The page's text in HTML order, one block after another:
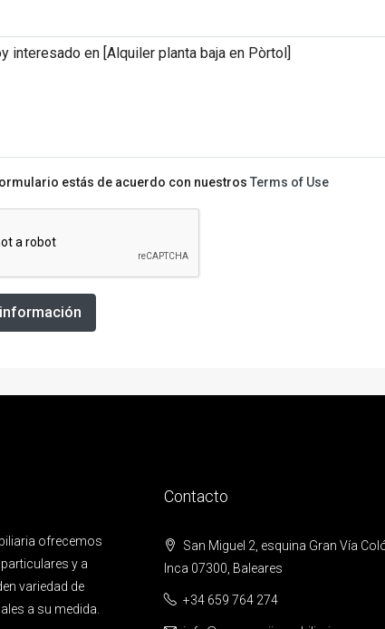
estás de acuerdo con nuestros Terms of Use
ofrecemos
y a
variedad de
a su medida.
Contacto
San Miguel 2, esquina Gran Vía
Inca 07300, Baleares
+34 659 764 274